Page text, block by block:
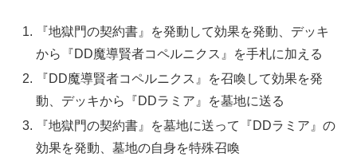
『地獄門の契約書』を発動して効果を発動、デッキ
から『DD魔導賢者コペルニクス』を手札に加える
『DD魔導賢者コペルニクス』を召喚して効果を発
動、デッキから『DDラミア』を墓地に送る
『地獄門の契約書』を墓地に送って『DDラミア』の
効果を発動、墓地の自身を特殊召喚